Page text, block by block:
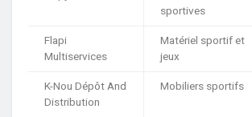
sportives
Flapi
Multiservices
Matériel sportif et
jeux
K-Nou Dépôt And
Distribution
Mobiliers sportifs